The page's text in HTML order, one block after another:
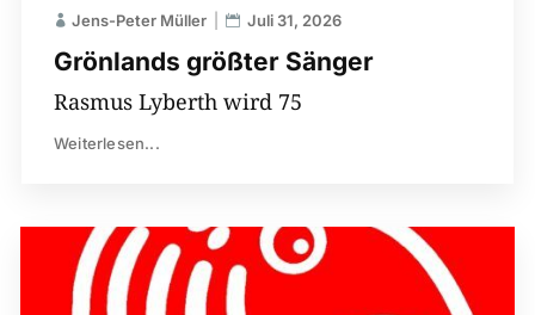
Grönlands größter Sänger
Jens-Peter Müller Juli 31, 2026
Rasmus Lyberth wird 75
Weiterlesen...